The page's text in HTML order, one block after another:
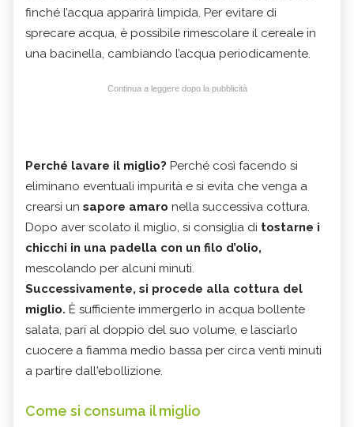
finché l’acqua apparirà limpida. Per evitare di
sprecare acqua, è possibile rimescolare il cereale in
una bacinella, cambiando l’acqua periodicamente.
Continua a leggere dopo la pubblicità
Perché lavare il miglio? Perché così facendo si
eliminano eventuali impurità e si evita che venga a
crearsi un sapore amaro nella successiva cottura.
Dopo aver scolato il miglio, si consiglia di tostarne i
chicchi in una padella con un filo d’olio,
mescolando per alcuni minuti.
Successivamente, si procede alla cottura del
miglio. È sufficiente immergerlo in acqua bollente
salata, pari al doppio del suo volume, e lasciarlo
cuocere a fiamma medio bassa per circa venti minuti
a partire dall'ebollizione.
Come si consuma il miglio